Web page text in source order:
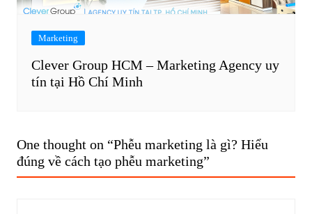
Marketing
Clever Group HCM – Marketing Agency uy
tín tại Hồ Chí Minh
One thought on “Phễu marketing là gì? Hiểu
đúng về cách tạo phễu marketing”